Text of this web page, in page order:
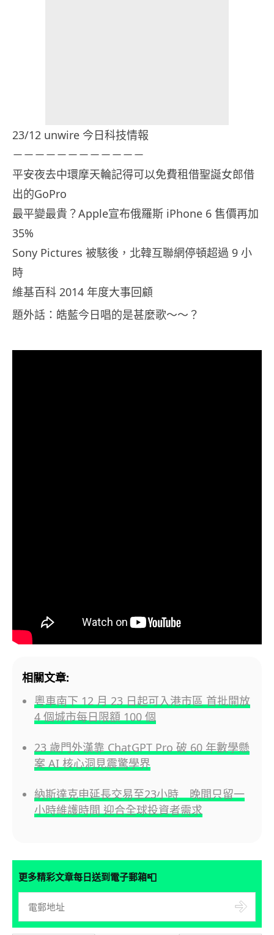
23/12 unwire 今日科技情報
－－－－－－－－－－－－
平安夜去中環摩天輪記得可以免費租借聖誕女郎借
出的GoPro
最平變最貴？Apple宣布俄羅斯 iPhone 6 售價再加
35%
Sony Pictures 被駭後，北韓互聯網停頓超過 9 小
時
維基百科 2014 年度大事回顧
題外話：皓藍今日唱的是甚麼歌～～？
相關文章:
粵車南下 12 月 23 日起可入港市區 首批開放
4 個城市每日限額 100 個
23 歲門外漢靠 ChatGPT Pro 破 60 年數學懸
案 AI 核心洞見震驚學界
納斯達克申延長交易至23小時 晚間只留一
小時維護時間 迎合全球投資者需求
更多精彩文章每日送到電子郵箱📮